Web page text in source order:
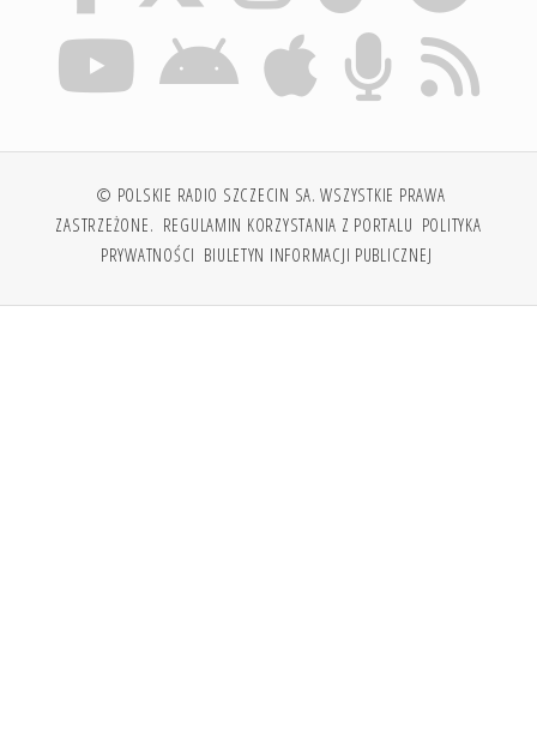
© POLSKIE RADIO SZCZECIN SA. WSZYSTKIE PRAWA
ZASTRZEŻONE. REGULAMIN KORZYSTANIA Z PORTALU POLITYKA
PRYWATNOŚCI BIULETYN INFORMACJI PUBLICZNEJ